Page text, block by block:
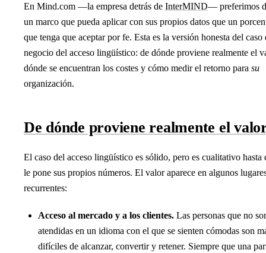
En Mind.com —la empresa detrás de InterMIND— preferimos
un marco que pueda aplicar con sus propios datos que un
que tenga que aceptar por fe. Esta es la versión honesta del caso
negocio del acceso lingüístico: de dónde proviene realmente el
dónde se encuentran los costes y cómo medir el retorno para su
organización.
De dónde proviene realmente el
El caso del acceso lingüístico es sólido, pero es cualitativo hasta
le pone sus propios números. El valor aparece en algunos
recurrentes:
Acceso al mercado y a los clientes. Las personas que no
atendidas en un idioma con el que se sienten cómodas son
difíciles de alcanzar, convertir y retener. Siempre que una